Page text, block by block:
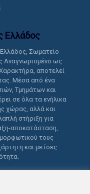
Ελλάδoς
Σωματείο
Αναγνωρισμένο ως
αποτελεί
Μέσα από ένα
Τμημάτων και
σε όλα τα ενήλικα
χώρας, αλλά και
στήριξη για
αποκατάσταση,
τους
και με ίσες